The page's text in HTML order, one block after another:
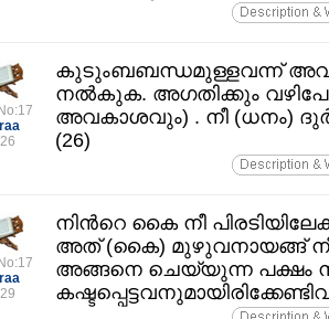
കുടുംബബന്ധമുള്ളവന്ന്‌
നല്‍കുക. അഗതിക്കും
അവകാശവും) . നീ (ധനം)
(26)
നിന്‍റെ കൈ നീ
അത്‌ (കൈ) മുഴുവനായങ്ങ്‌
അങ്ങനെ ചെയ്യുന്ന പക്ഷം